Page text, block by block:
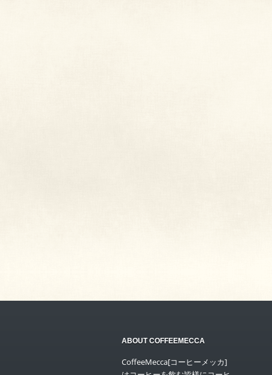
ABOUT COFFEEMECCA
CoffeeMecca[コーヒーメッカ]